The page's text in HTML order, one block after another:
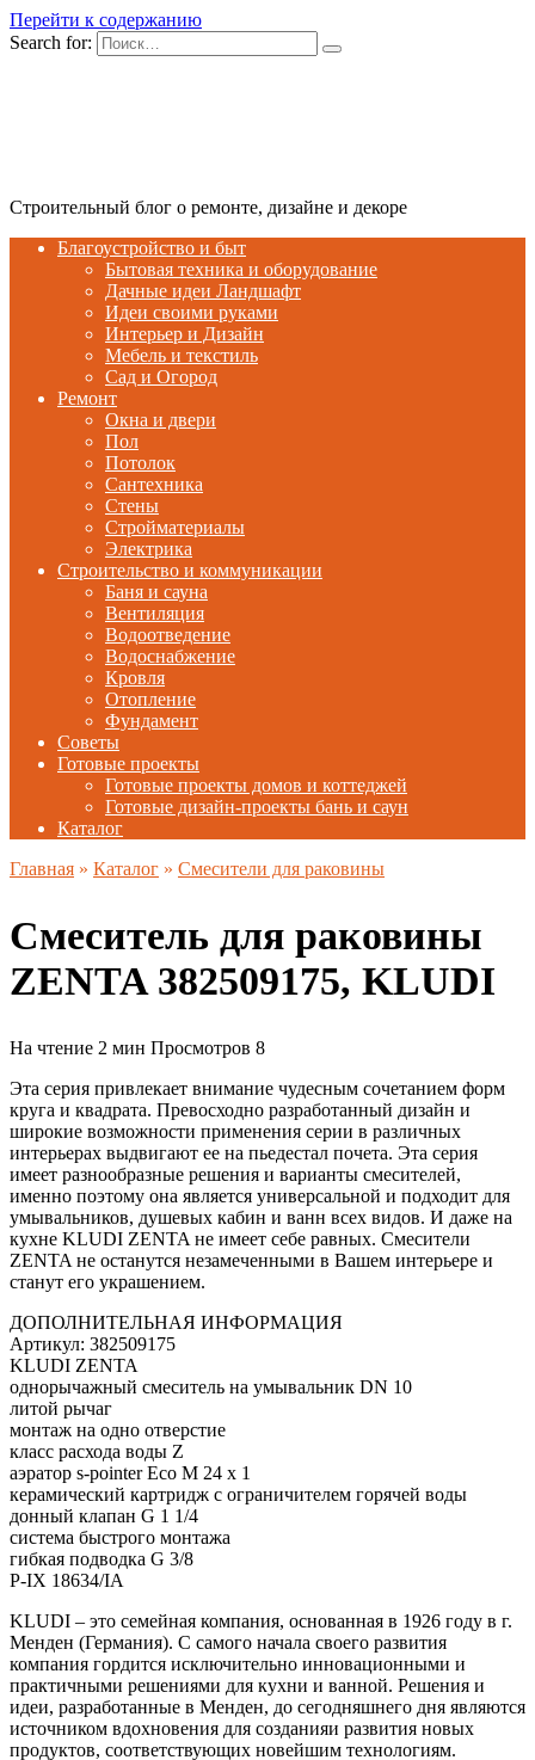
Перейти к содержанию
Search for:
Строительный блог о ремонте, дизайне и декоре
Благоустройство и быт
Бытовая техника и оборудование
Дачные идеи Ландшафт
Идеи своими руками
Интерьер и Дизайн
Мебель и текстиль
Сад и Огород
Ремонт
Окна и двери
Пол
Потолок
Сантехника
Стены
Стройматериалы
Электрика
Строительство и коммуникации
Баня и сауна
Вентиляция
Водоотведение
Водоснабжение
Кровля
Отопление
Фундамент
Советы
Готовые проекты
Готовые проекты домов и коттеджей
Готовые дизайн-проекты бань и саун
Каталог
Главная » Каталог » Смесители для раковины
Смеситель для раковины
ZENTA 382509175, KLUDI
На чтение 2 мин Просмотров 8
Эта серия привлекает внимание чудесным сочетанием форм
круга и квадрата. Превосходно разработанный дизайн и
широкие возможности применения серии в различных
интерьерах выдвигают ее на пьедестал почета. Эта серия
имеет разнообразные решения и варианты смесителей,
именно поэтому она является универсальной и подходит для
умывальников, душевых кабин и ванн всех видов. И даже на
кухне KLUDI ZENTA не имеет себе равных. Смесители
ZENTA не останутся незамеченными в Вашем интерьере и
станут его украшением.
ДОПОЛНИТЕЛЬНАЯ ИНФОРМАЦИЯ
Артикул: 382509175
KLUDI ZENTA
однорычажный смеситель на умывальник DN 10
литой рычаг
монтаж на одно отверстие
класс расхода воды Z
аэратор s-pointer Eco M 24 x 1
керамический картридж с ограничителем горячей воды
донный клапан G 1 1/4
система быстрого монтажа
гибкая подводка G 3/8
P-IX 18634/IA
KLUDI – это семейная компания, основанная в 1926 году в г.
Менден (Германия). С самого начала своего развития
компания гордится исключительно инновационными и
практичными решениями для кухни и ванной. Решения и
идеи, разработанные в Менден, до сегодняшнего дня являются
источником вдохновения для созданияи развития новых
продуктов, соответствующих новейшим технологиям.